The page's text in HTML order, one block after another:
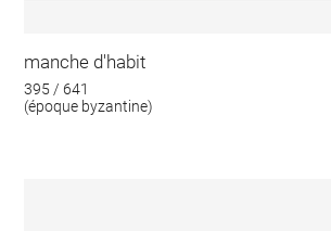
manche d'habit
395 / 641
(époque byzantine)